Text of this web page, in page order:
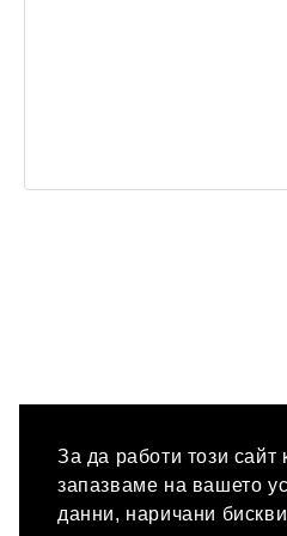
За да работи този сайт
запазваме на вашето
данни, наричани